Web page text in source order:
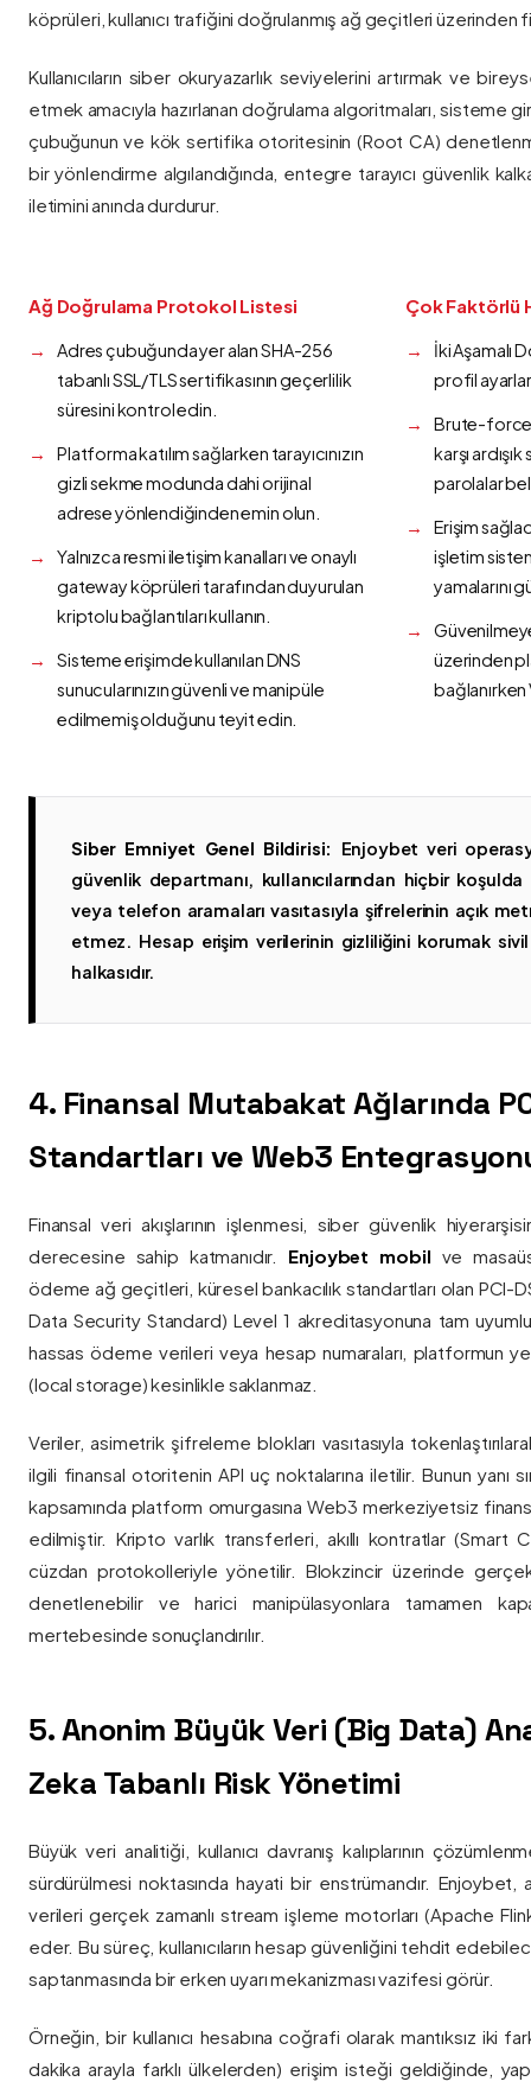
köprüleri, kullanıcı trafiğini doğrulanmış ağ geçitleri üzerinden
Kullanıcıların siber okuryazarlık seviyelerini artırmak ve
etmek amacıyla hazırlanan doğrulama algoritmaları, sisteme
çubuğunun ve kök sertifika otoritesinin (Root CA)
bir yönlendirme algılandığında, entegre tarayıcı güvenlik
iletimini anında durdurur.
Ağ Doğrulama Protokol Listesi
Adres çubuğunda yer alan SHA-256
tabanlı SSL/TLS sertifikasının geçerlilik
süresini kontrol edin.
Platforma katılım sağlarken tarayıcınızın
gizli sekme modunda dahi orijinal
adrese yönlendiğinden emin olun.
Yalnızca resmi iletişim kanalları ve onaylı
gateway köprüleri tarafından duyurulan
kriptolu bağlantıları kullanın.
Sisteme erişimde kullanılan DNS
sunucularınızın güvenli ve manipüle
edilmemiş olduğunu teyit edin.
Çok Faktörlü
İki Aşamalı
profil
Brute-force
karşı
parolalar
Erişim
işletim
yamalarını
üzerinden
bağlanırken
Siber Emniyet Genel Bildirisi:
Enjoybet veri
güvenlik departmanı, kullanıcılarından hiçbir
veya telefon aramaları vasıtasıyla şifrelerinin açık
etmez. Hesap erişim verilerinin gizliliğini korumak
halkasıdır.
4. Finansal Mutabakat Ağlarında
Standartları ve Web3
Finansal veri akışlarının işlenmesi, siber güvenlik
derecesine sahip katmanıdır. Enjoybet mobil ve
ödeme ağ geçitleri, küresel bankacılık standartları olan PCI-
Data Security Standard) Level 1 akreditasyonuna tam
hassas ödeme verileri veya hesap numaraları, platformun
(local storage) kesinlikle saklanmaz.
Veriler, asimetrik şifreleme blokları vasıtasıyla
ilgili finansal otoritenin API uç noktalarına iletilir. Bunun yanı
kapsamında platform omurgasına Web3 merkeziyetsiz
edilmiştir. Kripto varlık transferleri, akıllı kontratlar (Smart
cüzdan protokolleriyle yönetilir. Blokzincir üzerinde
denetlenebilir ve harici manipülasyonlara tamamen
mertebesinde sonuçlandırılır.
5. Anonim Büyük Veri (Big Data)
Zeka Tabanlı Risk Yönetimi
Büyük veri analitiği, kullanıcı davranış kalıplarının
sürdürülmesi noktasında hayati bir enstrümandır. Enjoybet,
verileri gerçek zamanlı stream işleme motorları (Apache Flink
eder. Bu süreç, kullanıcıların hesap güvenliğini tehdit
saptanmasında bir erken uyarı mekanizması vazifesi görür.
Örneğin, bir kullanıcı hesabına coğrafi olarak mantıksız iki
dakika arayla farklı ülkelerden) erişim isteği geldiğinde,